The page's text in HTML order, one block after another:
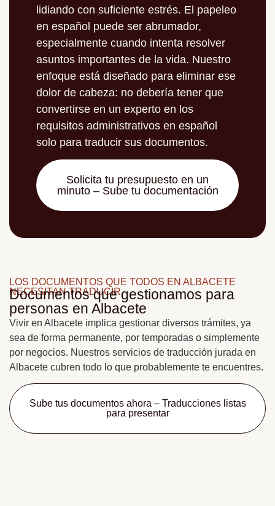
lidiando con suficiente estrés. El papeleo
en español puede ser abrumador,
especialmente cuando intenta resolver
asuntos importantes de la vida. Nuestro
enfoque está diseñado para eliminar ese
dolor de cabeza: no debería tener que
convertirse en un experto en los
requisitos administrativos en español
solo para traducir sus documentos.
Solicita tu presupuesto en un
minuto – Sube tu documentación
LOS DOCUMENTOS QUE TODOS EN ALBACETE
NECESITAN TRADUCIR.
Documentos que gestionamos para
personas en Albacete
Vivir en Albacete implica gestionar diversos trámites, ya
sea de forma permanente, por temporadas o simplemente
por negocios. Nuestros servicios de traducción jurada en
Albacete cubren todo lo que probablemente te encuentres.
Sube tus documentos ahora – Traducciones listas
para presentar